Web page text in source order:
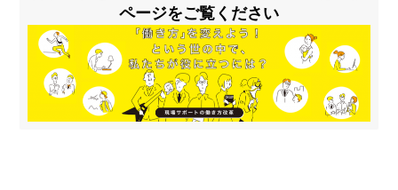
ページをご覧ください